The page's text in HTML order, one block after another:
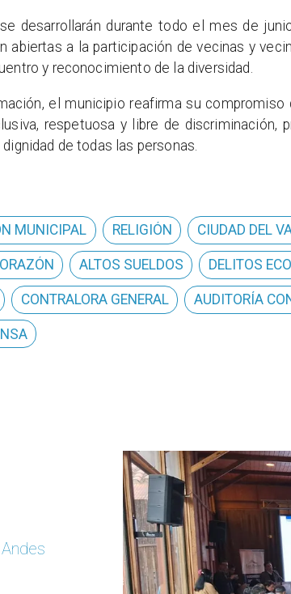
desarrollarán durante todo el mes de
abiertas a la participación de vecinas y
y reconocimiento de la diversidad.
el municipio reafirma su
respetuosa y libre de discriminación,
de todas las personas.
MUNICIPAL RELIGIÓN CIUDAD DEL
ALTOS SUELDOS DELITOS
CONTRALORA GENERAL AUDITORÍA